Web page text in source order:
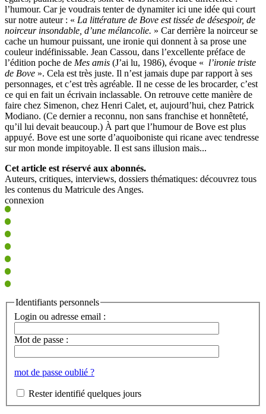
l’humour. Car je voudrais tenter de dynamiter ici une idée qui court
sur notre auteur : « La littérature de Bove est tissée de désespoir, de
noirceur insondable, d’une mélancolie. » Car derrière la noirceur se
cache un humour puissant, une ironie qui donnent à sa prose une
couleur indéfinissable. Jean Cassou, dans l’excellente préface de
l’édition poche de Mes amis (J’ai lu, 1986), évoque « l’ironie triste
de Bove ». Cela est très juste. Il n’est jamais dupe par rapport à ses
personnages, et c’est très agréable. Il ne cesse de les brocarder, c’est
ce qui en fait un écrivain inclassable. On retrouve cette manière de
faire chez Simenon, chez Henri Calet, et, aujourd’hui, chez Patrick
Modiano. (Ce dernier a reconnu, non sans franchise et honnêteté,
qu’il lui devait beaucoup.) À part que l’humour de Bove est plus
appuyé. Bove est une sorte d’aquoiboniste qui ricane avec tendresse
sur mon monde impitoyable. Il est sans illusion mais...
Cet article est réservé aux abonnés.
Auteurs, critiques, interviews, dossiers thématiques: découvrez tous
les contenus du Matricule des Anges.
connexion
Identifiants personnels
Login ou adresse email :
Mot de passe :
mot de passe oublié ?
Rester identifié quelques jours